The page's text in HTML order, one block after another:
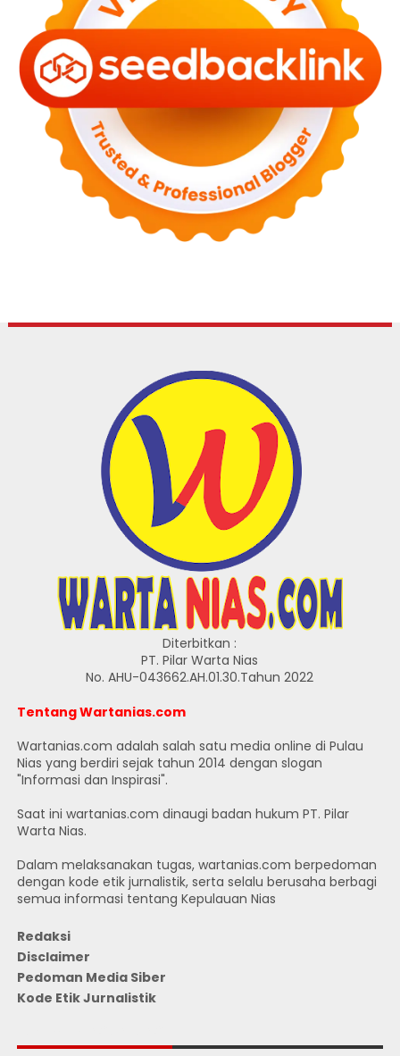
Diterbitkan :
PT. Pilar Warta Nias
No. AHU-043662.AH.01.30.Tahun 2022
Tentang Wartanias.com
Wartanias.com adalah salah satu media online di Pulau
Nias yang berdiri sejak tahun 2014 dengan slogan
"Informasi dan Inspirasi".
Saat ini wartanias.com dinaugi badan hukum PT. Pilar
Warta Nias.
Dalam melaksanakan tugas, wartanias.com berpedoman
dengan kode etik jurnalistik, serta selalu berusaha berbagi
semua informasi tentang Kepulauan Nias
Redaksi
Disclaimer
Pedoman Media Siber
Kode Etik Jurnalistik